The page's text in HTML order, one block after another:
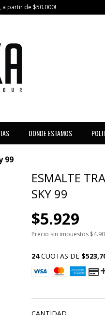
a partir de $50.000!
DONDE ESTAMOS
99
ESMALTE
SKY 99
$5.929
Precio sin impuestos
24 CUOTAS DE